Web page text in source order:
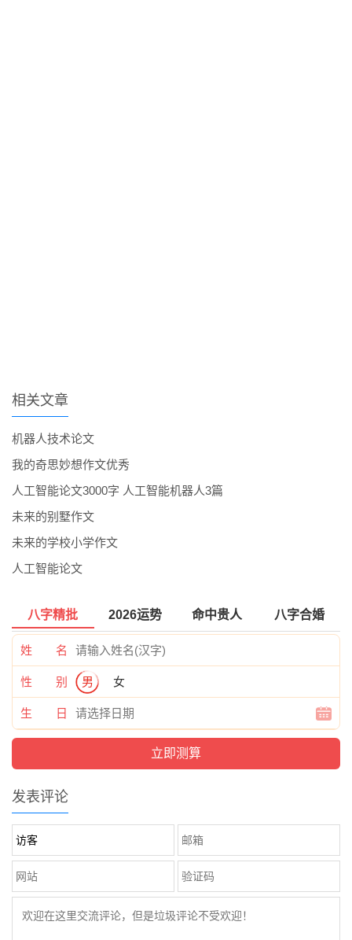
相关文章
机器人技术论文
我的奇思妙想作文优秀
人工智能论文3000字 人工智能机器人3篇
未来的别墅作文
未来的学校小学作文
人工智能论文
八字精批 2026运势 命中贵人 八字合婚
姓 名
性 别 男 女
生 日
发表评论